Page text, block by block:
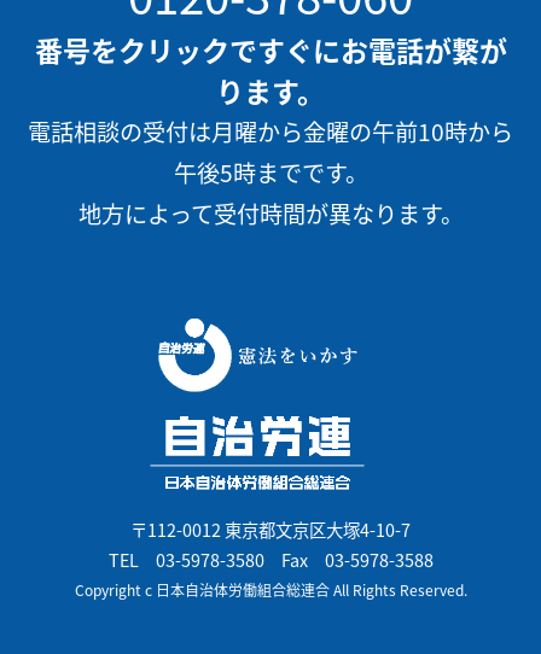
番号をクリックですぐにお電話が繋が
ります。
電話相談の受付は月曜から金曜の午前10時から
午後5時までです。
地方によって受付時間が異なります。
〒112-0012 東京都文京区大塚4-10-7
TEL 03-5978-3580Fax 03-5978-3588
Copyright c 日本自治体労働組合総連合 All Rights Reserved.